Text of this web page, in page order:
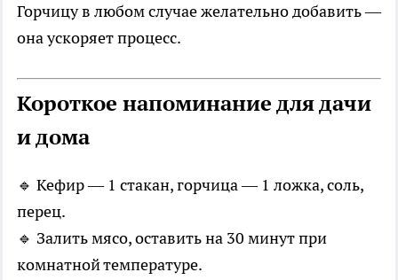
Горчицу в любом случае желательно добавить —
она ускоряет процесс.
Короткое напоминание для дачи
и дома
🔹 Кефир — 1 стакан, горчица — 1 ложка, соль,
перец.
🔹 Залить мясо, оставить на 30 минут при
комнатной температуре.